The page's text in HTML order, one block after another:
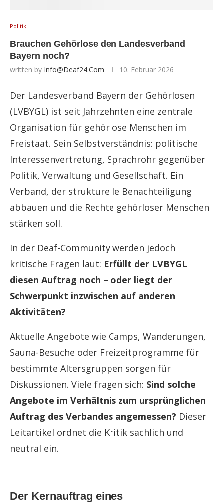
Politik
Brauchen Gehörlose den Landesverband
Bayern noch?
written by Info@deaf24.com 10. Februar 2026
Der Landesverband Bayern der Gehörlosen
(LVBYGL) ist seit Jahrzehnten eine zentrale
Organisation für gehörlose Menschen im
Freistaat. Sein Selbstverständnis: politische
Interessenvertretung, Sprachrohr gegenüber
Politik, Verwaltung und Gesellschaft. Ein
Verband, der strukturelle Benachteiligung
abbauen und die Rechte gehörloser Menschen
stärken soll.
In der Deaf-Community werden jedoch
kritische Fragen laut: Erfüllt der LVBYGL
diesen Auftrag noch – oder liegt der
Schwerpunkt inzwischen auf anderen
Aktivitäten?
Aktuelle Angebote wie Camps, Wanderungen,
Sauna-Besuche oder Freizeitprogramme für
bestimmte Altersgruppen sorgen für
Diskussionen. Viele fragen sich: Sind solche
Angebote im Verhältnis zum ursprünglichen
Auftrag des Verbandes angemessen? Dieser
Leitartikel ordnet die Kritik sachlich und
neutral ein.
Der Kernauftrag eines